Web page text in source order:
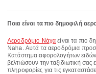
Ποια είναι τα πιο δημοφιλή
Αεροδρόμιο Νάχα είναι τα πιο
Naha. Αυτά τα αεροδρόμια
Κατάστημα αφορολογήτων
βελτιώσουν την ταξιδιωτική σας
πληροφορίες για τις